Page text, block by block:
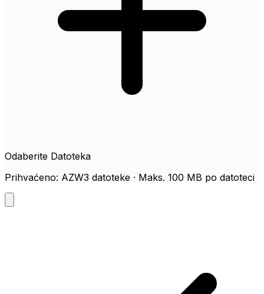
Odaberite Datoteka
Prihvaćeno: AZW3 datoteke · Maks. 100 MB po datoteci